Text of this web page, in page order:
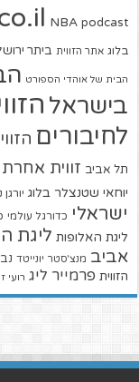
NBA podcast
בלוג אתר הזווית ביתר
הבית של אוהדי הספורט
בישראל
לחיבורים
תל אביב זווית אחרת
יוחאי שטנצלר בלוג
ישראלי כדורגל עולמי
ליגת האלופות ליגת
אביב מנצ'סטר יונייטד
הזווית פרמייר ליג רועי